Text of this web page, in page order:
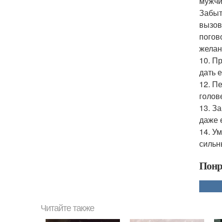
10.
дать
12.
13.
даже
14.
Читайте также